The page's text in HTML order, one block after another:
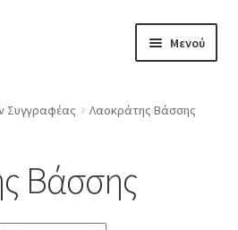
Μενού
Συγγραφέας Λαοκράτης Βάσσης
Βάσσης